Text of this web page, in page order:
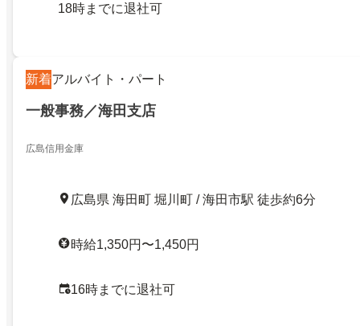
18時までに退社可
新着アルバイト・パート
一般事務／海田支店
広島信用金庫
広島県 海田町 堀川町 / 海田市駅 徒歩約6分
時給1,350円〜1,450円
16時までに退社可